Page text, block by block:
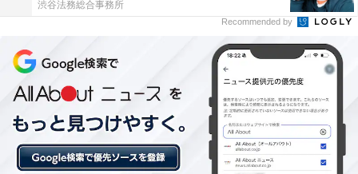
家の中で使う
渋谷法務総合事務所
Recommended by